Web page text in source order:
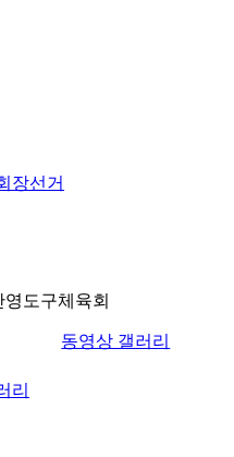
장선거
도구체육회
동영상 갤러리
리